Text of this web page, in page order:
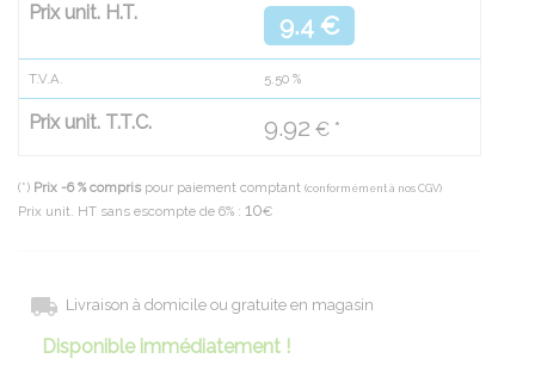
Prix unit. H.T. 9.4 €
T.V.A. 5.50 %
Prix unit. T.T.C. 9.92 € *
(*) Prix -6 % compris pour paiement comptant (conformément à nos CGV)
Prix unit. HT sans escompte de 6% : 10€
Livraison à domicile ou gratuite en magasin
Disponible immédiatement !